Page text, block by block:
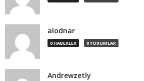
alodnar
0 HABERLER 0 YORUMLAR
Andrewzetly